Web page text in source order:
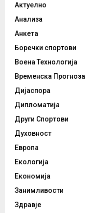
Актуелно
Анализа
Анкета
Боречки спортови
Воена Технологија
Временска Прогноза
Дијаспора
Дипломатија
Други Спортови
Духовност
Европа
Екологија
Економија
Занимливости
Здравје